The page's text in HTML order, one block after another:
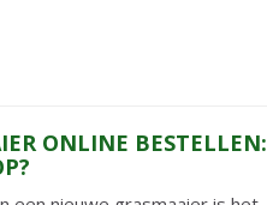
ONLINE BESTELLEN: